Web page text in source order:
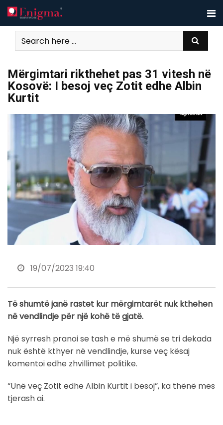
Skip
to
content
Mërgimtari rikthehet pas 31 vitesh në
Kosovë: I besoj veç Zotit edhe Albin
Kurtit
19/07/2023 19:40
Të shumtë janë rastet kur mërgimtarët nuk kthehen
në vendlindje për një kohë të gjatë.
Një syrresh pranoi se tash e më shumë se tri dekada
nuk është kthyer në vendlindje, kurse veç kësaj
komentoi edhe zhvillimet politike.
“Unë veç Zotit edhe Albin Kurtit i besoj”, ka thënë mes
tjerash ai.